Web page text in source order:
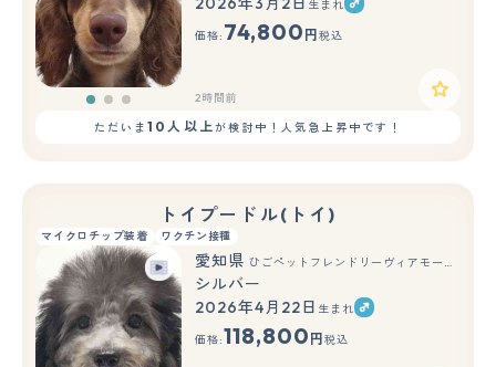
もっと見る
生まれ
価格: 74,800 円 税込
2時間前
ただいま10人以上が検討中！人気急上昇中です！
トイプードル(トイ)
マイクロチップ装着 ワクチン接種
もっと見る
愛知県 ひごペットフレンドリーヴィアモール アピタ江南西店
シルバー
2026年4月22日 生まれ
価格:118,800 円 税込